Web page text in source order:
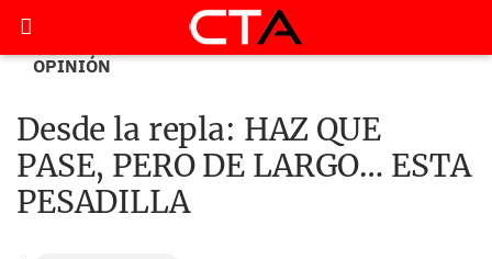
OPINIÓN
Desde la repla: HAZ QUE
PASE, PERO DE LARGO… ESTA
PESADILLA